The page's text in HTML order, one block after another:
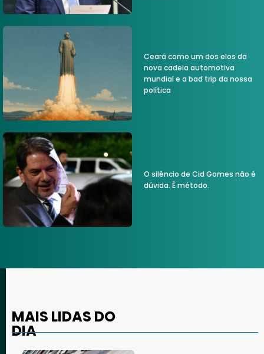
Ceará como um dos elos da
nova cadeia automotiva
mundial e a bad trip da nossa
política
O silêncio de Cid Gomes não é
dúvida. É método.
MAIS LIDAS DO
DIA